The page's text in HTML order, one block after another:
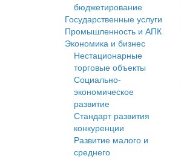
бюджетирование
Государственные услуги
Промышленность и АПК
Экономика и бизнес
Нестационарные
торговые объекты
Социально-
экономическое
развитие
Стандарт развития
конкуренции
Развитие малого и
среднего